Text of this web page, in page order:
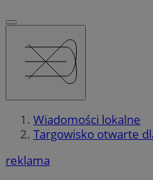
Wiadomości lokalne
Targowisko otwarte
reklama